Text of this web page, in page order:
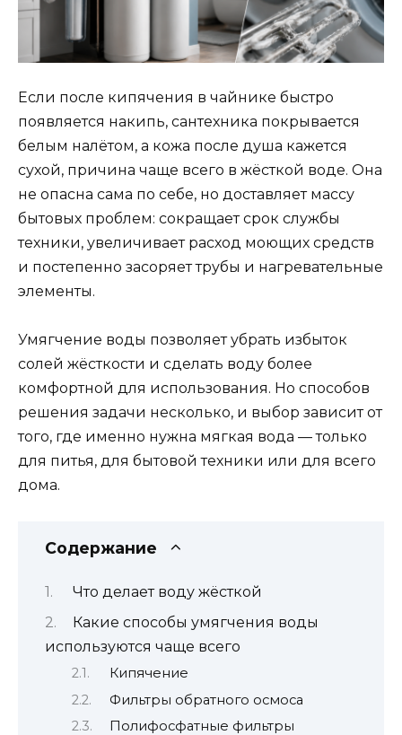
Если после кипячения в чайнике быстро
появляется накипь, сантехника покрывается
белым налётом, а кожа после душа кажется
сухой, причина чаще всего в жёсткой воде. Она
не опасна сама по себе, но доставляет массу
бытовых проблем: сокращает срок службы
техники, увеличивает расход моющих средств
и постепенно засоряет трубы и нагревательные
элементы.
Умягчение воды позволяет убрать избыток
солей жёсткости и сделать воду более
комфортной для использования. Но способов
решения задачи несколько, и выбор зависит от
того, где именно нужна мягкая вода — только
для питья, для бытовой техники или для всего
дома.
Содержание
Что делает воду жёсткой
Какие способы умягчения воды
используются чаще всего
Кипячение
Фильтры обратного осмоса
Полифосфатные фильтры